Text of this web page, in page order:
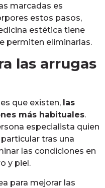
marcadas es
estos pasos,
estética tiene
permiten eliminarlas.
las arrugas
que existen, las
más habituales.
especialista quien
tras una
las condiciones en
y piel.
para mejorar las